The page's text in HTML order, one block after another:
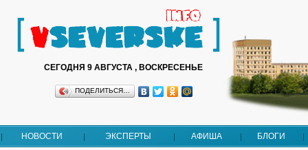
СЕГОДНЯ 9 АВГУСТА , ВОСКРЕСЕНЬЕ
ПОДЕЛИТЬСЯ…
НОВОСТИ ЭКСПЕРТЫ АФИША БЛОГИ